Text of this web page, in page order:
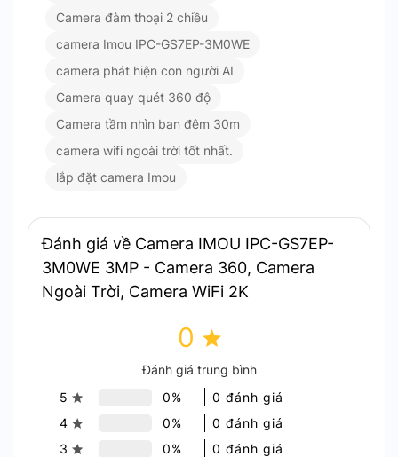
Lưu trữ linh hoạt : Hỗ trợ thẻ nhớ MicroSD (tối
Ứng dụng thực tế
ra vào và các khu vực ngoài trời.
Giám sát doanh nghiệp: Quản lý và bảo vệ
bãi đỗ xe, lối vào văn phòng.
bệnh viện, khu vui chơi để tăng cường an
ninh.
Kết luận
tưởng cho giám sát ngoài trời với hình ảnh sắc nét,
tính năng quay quét 360°, và khả năng chống chịu
thời tiết IP66. Đây là giải pháp toàn diện để đảm
bảo an ninh cho gia đình, doanh nghiệp hoặc các
khu vực công cộng.
Camera đàm thoại 2 chiều
camera Imou IPC-GS7EP-3M0WE
camera phát hiện con người AI
Camera quay quét 360 độ
Camera tầm nhìn ban đêm 30m
camera wifi ngoài trời tốt nhất.
lắp đặt camera Imou
Đánh giá về Camera IMOU IPC-GS7EP-
3M0WE 3MP - Camera 360, Camera
Ngoài Trời, Camera WiFi 2K
0
Đánh giá trung bình
5
0%
0 đánh giá
4
0%
0 đánh giá
3
0%
0 đánh giá